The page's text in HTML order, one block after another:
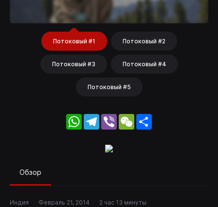
Потоковый #1 Потоковый #2
Потоковый #3 Потоковый #4
Потоковый #5
WhatsApp
Telegram
Viber WeChat
Обзор
Индия Февраль 21, 2014 2 час 13 минуты